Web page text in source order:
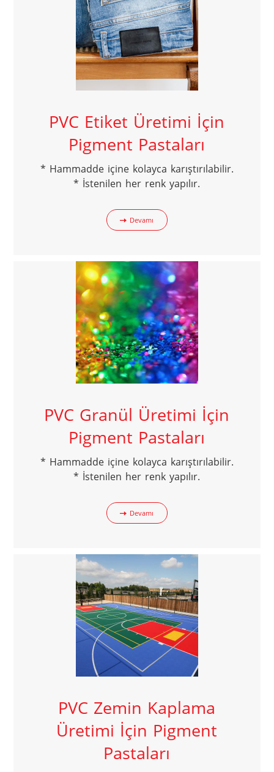
PVC Etiket Üretimi İçin
Pigment Pastaları
* Hammadde içine kolayca karıştırılabilir.
* İstenilen her renk yapılır.
Devamı
PVC Granül Üretimi İçin
Pigment Pastaları
* Hammadde içine kolayca karıştırılabilir.
* İstenilen her renk yapılır.
Devamı
PVC Zemin Kaplama
Üretimi İçin Pigment
Pastaları